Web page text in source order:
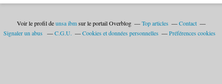
Voir le profil deunsa ibmsur le portail Overblog Top articles
Contact
Signaler un abus
C.G.U. Cookies et données personnelles Préférences cookies